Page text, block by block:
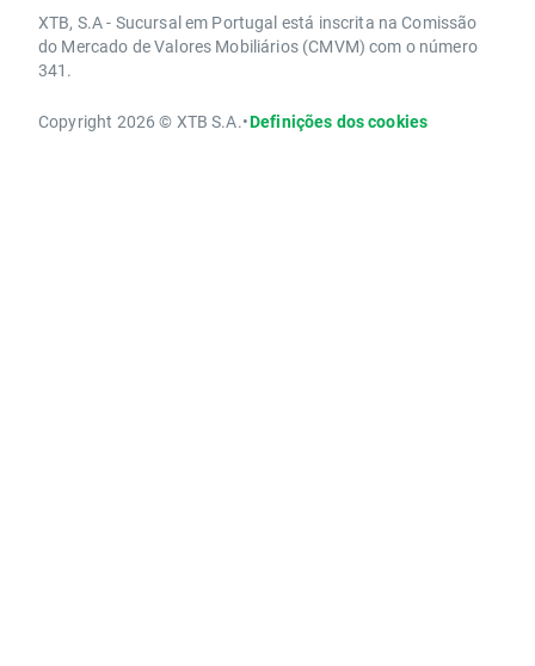
XTB, S.A - Sucursal em Portugal está inscrita na Comissão
do Mercado de Valores Mobiliários (CMVM) com o número
341.
Copyright 2026 © XTB S.A.•Definições dos cookies